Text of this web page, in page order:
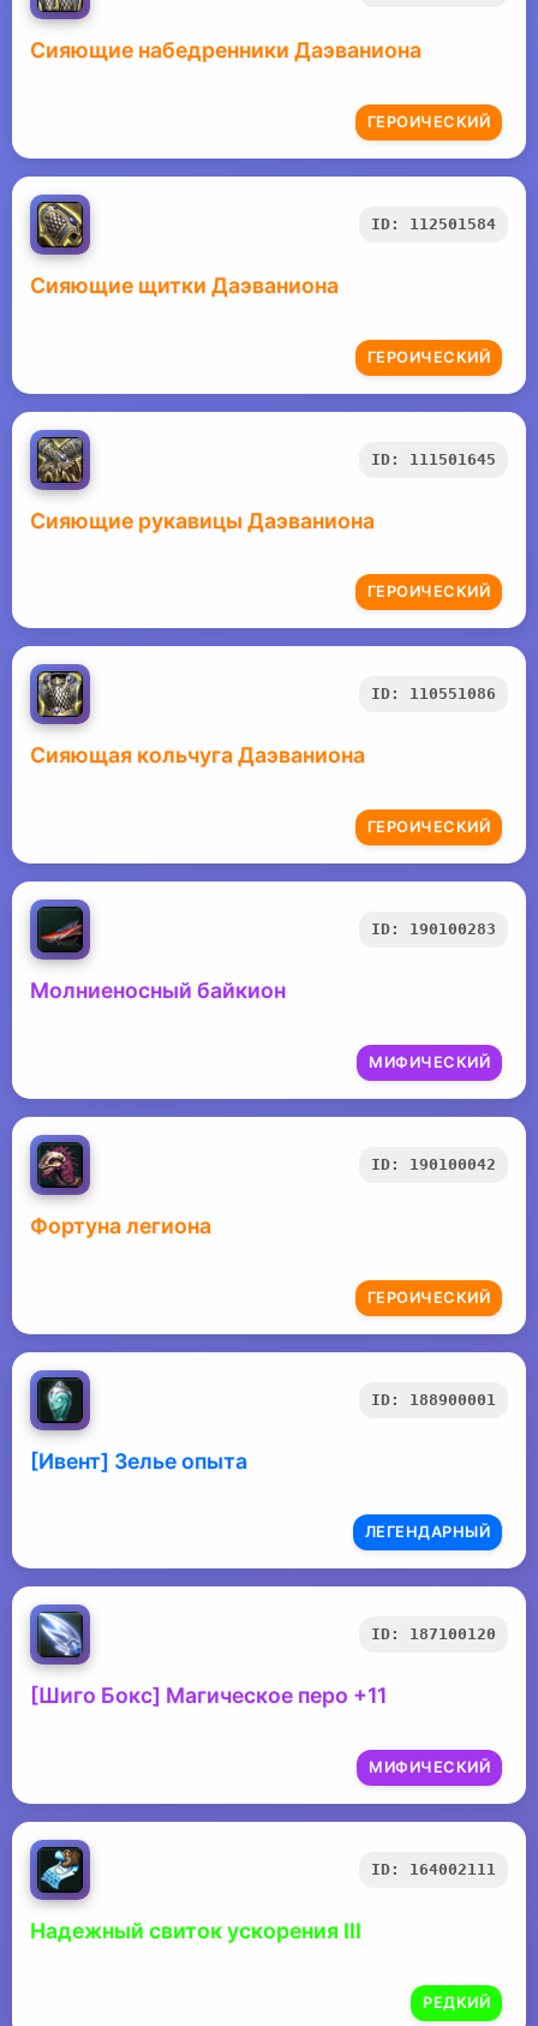
Сияющие набедренники Даэваниона
ГЕРОИЧЕСКИЙ
ID: 112501584
Сияющие щитки Даэваниона
ГЕРОИЧЕСКИЙ
ID: 111501645
Сияющие рукавицы Даэваниона
ГЕРОИЧЕСКИЙ
ID: 110551086
Сияющая кольчуга Даэваниона
ГЕРОИЧЕСКИЙ
ID: 190100283
Молниеносный байкион
МИФИЧЕСКИЙ
ID: 190100042
Фортуна легиона
ГЕРОИЧЕСКИЙ
ID: 188900001
[Ивент] Зелье опыта
ЛЕГЕНДАРНЫЙ
ID: 187100120
[Шиго Бокс] Магическое перо +11
МИФИЧЕСКИЙ
ID: 164002111
Надежный свиток ускорения III
РЕДКИЙ